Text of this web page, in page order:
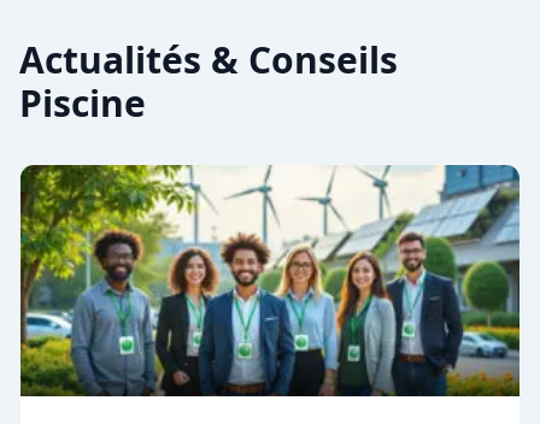
Actualités & Conseils
Piscine